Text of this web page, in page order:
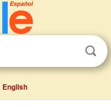
English